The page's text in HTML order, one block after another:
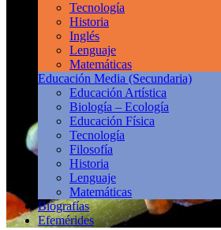
Tecnología
Historia
Inglés
Lenguaje
Matemáticas
Educación Media (Secundaria)
Educación Artística
Biología – Ecología
Educación Física
Tecnología
Filosofía
Historia
Lenguaje
Matemáticas
Biografías
Efemérides